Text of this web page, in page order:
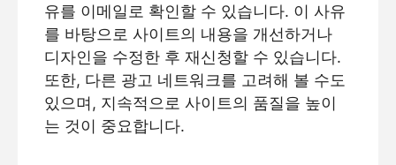
유를 이메일로 확인할 수 있습니다. 이 사유
를 바탕으로 사이트의 내용을 개선하거나
디자인을 수정한 후 재신청할 수 있습니다.
또한, 다른 광고 네트워크를 고려해 볼 수도
있으며, 지속적으로 사이트의 품질을 높이
는 것이 중요합니다.